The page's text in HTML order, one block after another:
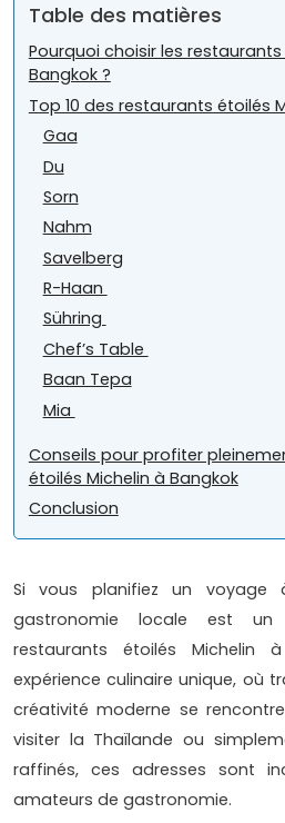
Table des matières
Pourquoi choisir les
Bangkok ?
Top 10 des restaurants étoilés
Gaa
Du
Sorn
Nahm
Savelberg
R-Haan
Sühring
Chef’s Table
Baan Tepa
Mia
Conseils pour profiter
étoilés Michelin à Bangkok
Conclusion
Si vous planifiez un voyage
gastronomie locale est un
restaurants étoilés Michelin
expérience culinaire unique, où
créativité moderne se
visiter la Thaïlande ou
raffinés, ces adresses sont
amateurs de gastronomie.